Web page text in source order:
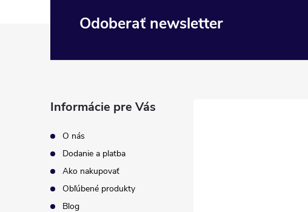
Odoberať newsletter
Informácie pre Vás
O nás
Dodanie a platba
Ako nakupovať
Obľúbené produkty
Blog